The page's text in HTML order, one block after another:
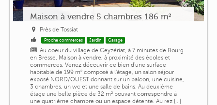
Maison à vendre 5 chambres 186 m²
Près de Tossiat
Proche commerces Jardin Garage
Au coeur du village de Ceyzériat, à 7 minutes de Bourg
en Bresse. Maison à vendre, à proximité des écoles et
commerces. Venez découvrir ce bien d'une surface
habitable de 199 m² composé à l'étage, un salon séjour
exposé NORD/OUEST donnant sur un balcon, une cuisine,
3 chambres, un wc et une salle de bains. Au deuxième
étage une belle pièce de 32 m² pouvant correspondre à
une quatrième chambre ou un espace détente. Au rez [...]